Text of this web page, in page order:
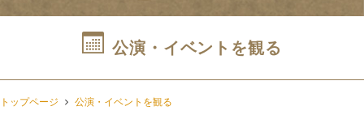
公演・イベントを観る
トップページ
公演・イベントを観る